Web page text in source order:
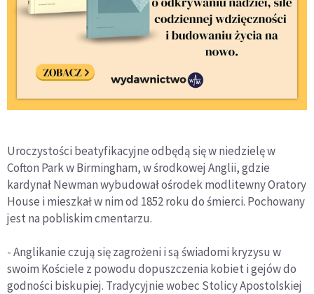
Uroczystości beatyfikacyjne odbędą się w niedzielę w
Cofton Park w Birmingham, w środkowej Anglii, gdzie
kardynał Newman wybudował ośrodek modlitewny Oratory
House i mieszkał w nim od 1852 roku do śmierci. Pochowany
jest na pobliskim cmentarzu.
- Anglikanie czują się zagrożeni i są świadomi kryzysu w
swoim Kościele z powodu dopuszczenia kobiet i gejów do
godności biskupiej. Tradycyjnie wobec Stolicy Apostolskiej